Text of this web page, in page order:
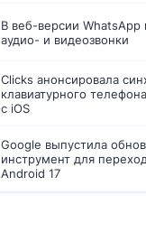
В веб-версии WhatsApp
аудио- и видеозвонки
Clicks анонсировала
клавиатурного
с iOS
Google выпустила
инструмент для
Android 17